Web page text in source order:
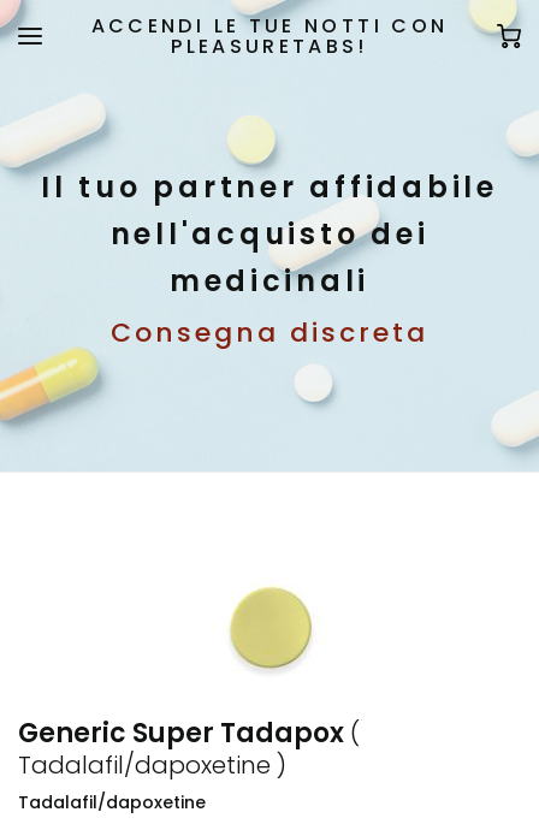
ACCENDI LE TUE NOTTI CON
PLEASURETABS!
Il tuo partner affidabile
nell'acquisto dei
medicinali
Consegna discreta
Generic Super Tadapox (
Tadalafil/dapoxetine )
Tadalafil/dapoxetine